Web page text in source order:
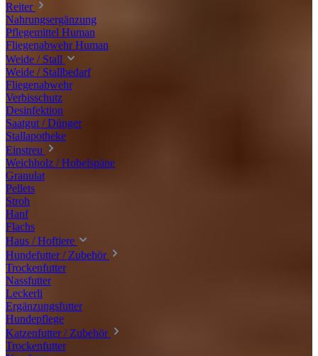
Reiter
Nahrungsergänzung
Pflegemittel Human
Fliegenabwehr Human
Weide / Stall
Weide / Stallbedarf
Fliegenabwehr
Verbisschutz
Desinfektion
Saatgut / Dünger
Stallapotheke
Einstreu
Weichholz / Hobelspäne
Granulat
Pellets
Stroh
Hanf
Flachs
Haus / Hoftiere
Hundefutter / Zubehör
Trockenfutter
Nassfutter
Leckerli
Ergänzungsfutter
Hundepflege
Katzenfutter / Zubehör
Trockenfutter